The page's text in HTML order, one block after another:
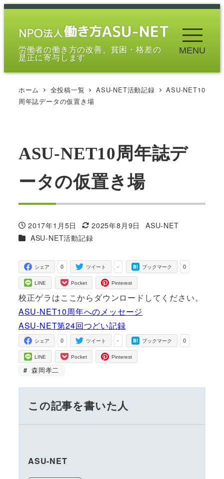
メ
労働者の働き方の改善、貧困・格差の
是正に寄与します
MENU
ホーム 全投稿一覧 ASU-NET活動記録
ASU-NET10
周年誌データの仮置き場
ASU-NET10周年誌デ
ータの仮置き場
投稿日
2017年1月5日
更新日
2025年8月9日
著
ASU-NET
カテゴリー
ASU-NET活動記録
0
シェア -
ツイート 0
ブックマーク
LINE Pocket Pinterest
校正ゲラはここからダウンロードしてください。
ASU-NET10周年へのメッセージ
ASU-NET第24回つどい記録
0
シェア -
ツイート 0
ブックマーク
LINE Pocket Pinterest
森岡孝二
この記事を書いた人
ASU-NET